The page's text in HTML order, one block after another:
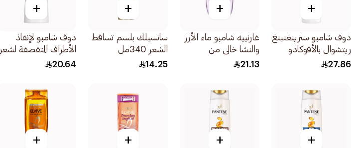
+
دوف شامبو سترينغنينغ
ريتشوال بالأفوكادو
400مل
27.86
+
غارنييه شامبو ماء الأرز
والنشا خالي من
السيليكون 200مل
21.13
+
سانسيلك بلسم تساقط
الشعر 340مل
14.25
+
دوڤ شامبو لإنقاذ
الأطراف المتقصفة لشعر
صحي المظهر بنسبة تصل
20.64
+
+
+
+